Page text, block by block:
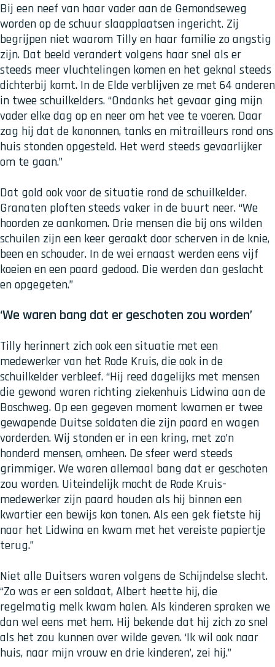
Bij een neef van haar vader aan de Gemondseweg
worden op de schuur slaapplaatsen ingericht. Zij
begrijpen niet waarom Tilly en haar familie zo angstig
zijn. Dat beeld verandert volgens haar snel als er
steeds meer vluchtelingen komen en het geknal steeds
dichterbij komt. In de Elde verblijven ze met 64 anderen
in twee schuilkelders. “Ondanks het gevaar ging mijn
vader elke dag op en neer om het vee te voeren. Daar
zag hij dat de kanonnen, tanks en mitrailleurs rond ons
huis stonden opgesteld. Het werd steeds gevaarlijker
om te gaan.”
Dat gold ook voor de situatie rond de schuilkelder.
Granaten ploften steeds vaker in de buurt neer. “We
hoorden ze aankomen. Drie mensen die bij ons wilden
schuilen zijn een keer geraakt door scherven in de knie,
been en schouder. In de wei ernaast werden eens vijf
koeien en een paard gedood. Die werden dan geslacht
en opgegeten.”
‘We waren bang dat er geschoten zou worden’
Tilly herinnert zich ook een situatie met een
medewerker van het Rode Kruis, die ook in de
schuilkelder verbleef. “Hij reed dagelijks met mensen
die gewond waren richting ziekenhuis Lidwina aan de
Boschweg. Op een gegeven moment kwamen er twee
gewapende Duitse soldaten die zijn paard en wagen
vorderden. Wij stonden er in een kring, met zo’n
honderd mensen, omheen. De sfeer werd steeds
grimmiger. We waren allemaal bang dat er geschoten
zou worden. Uiteindelijk mocht de Rode Kruis-
medewerker zijn paard houden als hij binnen een
kwartier een bewijs kon tonen. Als een gek fietste hij
naar het Lidwina en kwam met het vereiste papiertje
terug.”
Niet alle Duitsers waren volgens de Schijndelse slecht.
“Zo was er een soldaat, Albert heette hij, die
regelmatig melk kwam halen. Als kinderen spraken we
dan wel eens met hem. Hij bekende dat hij zich zo snel
als het zou kunnen over wilde geven. ‘Ik wil ook naar
huis, naar mijn vrouw en drie kinderen’, zei hij.”